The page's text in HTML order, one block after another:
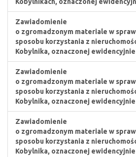
Zawiadomienie
o zgromadzonym materiale w
sposobu korzystania z
Kobylnika, oznaczonej ewidencyjnie
Zawiadomienie
o zgromadzonym materiale w
sposobu korzystania z
Kobylnika, oznaczonej ewidencyjnie
Zawiadomienie
o zgromadzonym materiale w
sposobu korzystania z
Kobylnika, oznaczonej ewidencyjnie